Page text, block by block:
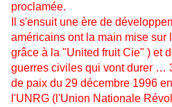
proclamée.
Il s'ensuit une ère de
américains ont la main mise sur
grâce à la "United fruit Cie" ) et
guerres civiles qui vont durer …
de paix du 29 décembre 1996
l'UNRG (l'Union Nationale